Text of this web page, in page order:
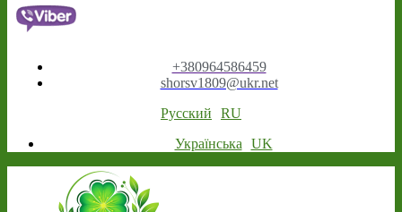
+380964586459
shorsv1809@ukr.net
Русский
RU
Українська
UK